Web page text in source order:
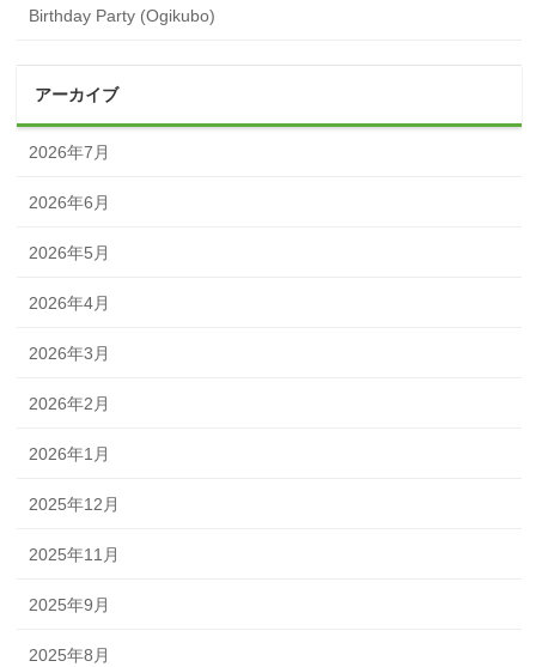
Birthday Party (Ogikubo)
アーカイブ
2026年7月
2026年6月
2026年5月
2026年4月
2026年3月
2026年2月
2026年1月
2025年12月
2025年11月
2025年9月
2025年8月